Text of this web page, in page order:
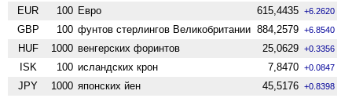
EUR 100 Евро 615,4435 +6.2620
GBP 100 фунтов стерлингов Велико­британии 884,2579 +6.8540
HUF 1000 венгерских форинтов 25,0629 +0.3356
ISK 100 исландских крон 7,8470 +0.0847
JPY 1000 японских йен 45,5176 +0.8398